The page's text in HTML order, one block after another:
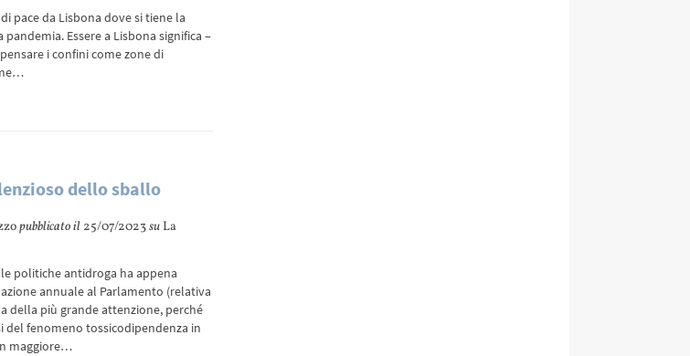
pace da Lisbona dove si tiene la
pandemia. Essere a Lisbona significa –
i confini come zone di
dello sballo
pubblicato il 25/07/2023su La
politiche antidroga ha appena
annuale al Parlamento (relativa
della più grande attenzione, perché
del fenomeno tossicodipendenza in
maggiore…